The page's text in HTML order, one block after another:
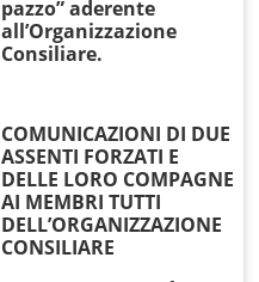
pazzo” aderente
all’Organizzazione
Consiliare.
COMUNICAZIONI DI DUE
ASSENTI FORZATI E
DELLE LORO COMPAGNE
AI MEMBRI TUTTI
DELL’ORGANIZZAZIONE
CONSILIARE